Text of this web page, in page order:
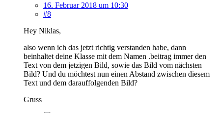
16. Februar 2018 um 10:30
#8
Hey Niklas,
also wenn ich das jetzt richtig verstanden habe, dann
beinhaltet deine Klasse mit dem Namen .beitrag immer den
Text von dem jetzigen Bild, sowie das Bild vom nächsten
Bild? Und du möchtest nun einen Abstand zwischen diesem
Text und dem darauffolgenden Bild?
Gruss